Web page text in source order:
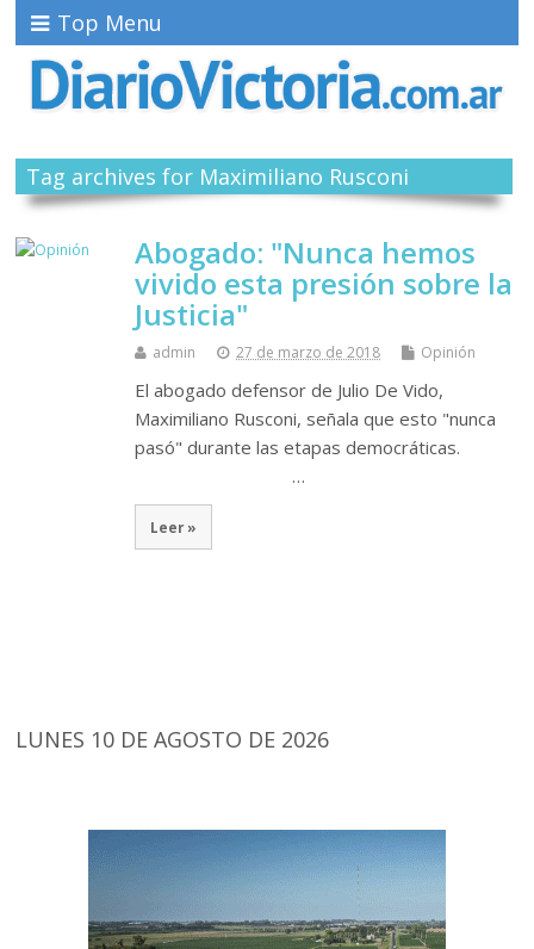
Top Menu
Tag archives for Maximiliano Rusconi
Abogado: "Nunca hemos
vivido esta presión sobre la
Justicia"
admin 27 de marzo de 2018 Opinión
El abogado defensor de Julio De Vido,
Maximiliano Rusconi, señala que esto "nunca
pasó" durante las etapas democráticas.
…
Leer »
LUNES 10 DE AGOSTO DE 2026